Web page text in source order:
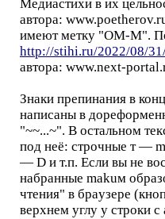
Медиастихи в их
автора:
имеют метку "ОМ-М".
http://stihi.ru/2022/08/
автора: www.next-
Знаки препинания в
написаны в
"~~...~". В остальном
под неё: строчные т —
— D и т.п. Если вы не
набранные makuм
чтения" в бpayзepe
верхнем углу у строки с